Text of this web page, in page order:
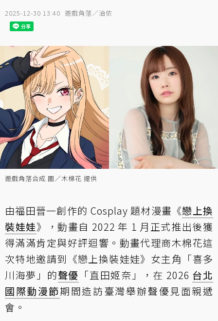
2025-12-30 13:40 遊戲角落／油依
遊戲角落合成 圖／木棉花 提供
由福田晉一創作的 Cosplay 題材漫畫《戀上換
裝娃娃》，動畫自 2022 年 1 月正式推出後獲
得滿滿肯定與好評迴響。動畫代理商木棉花這
次特地邀請到《戀上換裝娃娃》女主角「喜多
川海夢」的聲優 「直田姬奈」，在 2026 台北
國際動漫節期間造訪臺灣舉辦聲優見面親遞
會。